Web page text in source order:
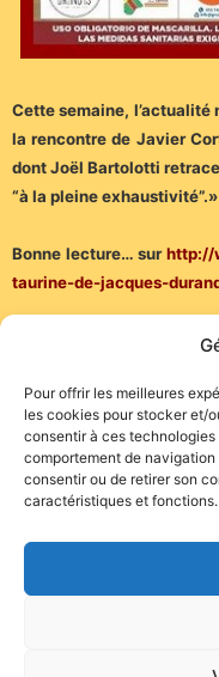
Pour offrir les meilleures
les cookies pour stocker et/
consentir à ces
comportement de
consentir ou de retirer son
caractéristiques et fonctions.
Cette semaine, l’actualité
la rencontre de Javier
dont Joël Bartolotti
“à la pleine exhaustivité”.»
Bonne lecture… surhttp://
taurine-de-jacques-
(Communiqué de l’Atelier